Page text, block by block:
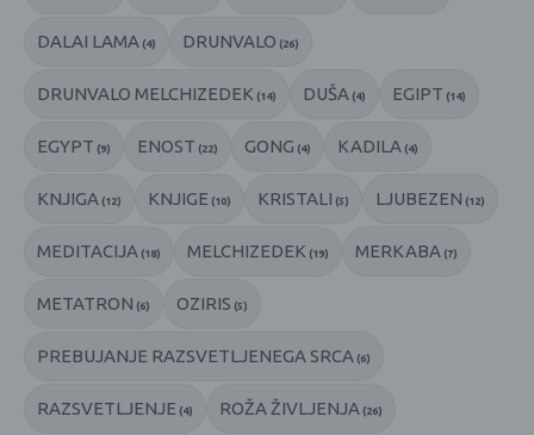
DALAI LAMA (4) DRUNVALO (26)
DRUNVALO MELCHIZEDEK (14) DUŠA (4) EGIPT (14)
EGYPT (9) ENOST (22) GONG (4) KADILA (4)
KNJIGA (12) KNJIGE (10) KRISTALI (5) LJUBEZEN (12)
MEDITACIJA (18) MELCHIZEDEK (19) MERKABA (7)
METATRON (6) OZIRIS (5)
PREBUJANJE RAZSVETLJENEGA SRCA (6)
RAZSVETLJENJE (4) ROŽA ŽIVLJENJA (26)